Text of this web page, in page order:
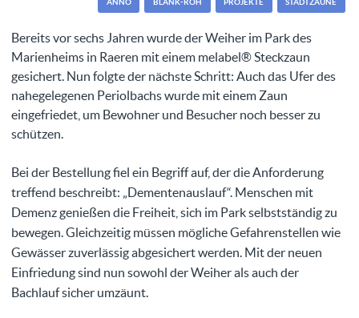
ANNO BLANK-ROH PROJEKTE STADTZÄUNE
Bereits vor sechs Jahren wurde der Weiher im Park des
Marienheims in Raeren mit einem melabel® Steckzaun
gesichert. Nun folgte der nächste Schritt: Auch das Ufer des
nahegelegenen Periolbachs wurde mit einem Zaun
eingefriedet, um Bewohner und Besucher noch besser zu
schützen.
Bei der Bestellung fiel ein Begriff auf, der die Anforderung
treffend beschreibt: „Dementenauslauf“. Menschen mit
Demenz genießen die Freiheit, sich im Park selbstständig zu
bewegen. Gleichzeitig müssen mögliche Gefahrenstellen wie
Gewässer zuverlässig abgesichert werden. Mit der neuen
Einfriedung sind nun sowohl der Weiher als auch der
Bachlauf sicher umzäunt.